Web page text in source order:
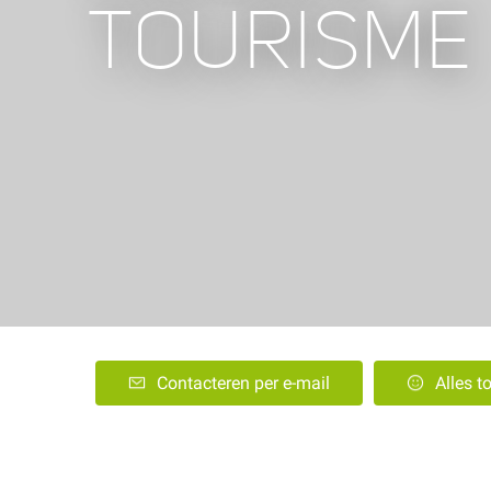
TOURISME
Contacteren per e-mail Alles